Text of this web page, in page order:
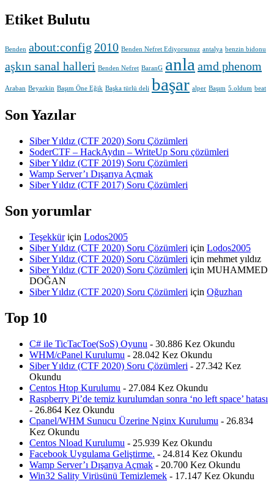
Etiket Bulutu
Benden about:config 2010 Benden Nefret Ediyorsunuz antalya benzin bidonu
aşkın sanal halleri Benden Nefret BaranG anla amd phenom
Araban Beyazkin Başım Öne Eğik Başka türlü deli başar alper Başım 5.oldum beat
Son Yazılar
Siber Yıldız (CTF 2020) Soru Çözümleri
SoderCTF – HackAydın – WriteUp Soru çözümleri
Siber Yıldız (CTF 2019) Soru Çözümleri
Wamp Server’ı Dışarıya Açmak
Siber Yıldız (CTF 2017) Soru Çözümleri
Son yorumlar
Teşekküriçin Lodos2005
Siber Yıldız (CTF 2020) Soru Çözümleri için Lodos2005
Siber Yıldız (CTF 2020) Soru Çözümleri için mehmet yıldız
Siber Yıldız (CTF 2020) Soru Çözümleri için MUHAMMED
DOĞAN
Siber Yıldız (CTF 2020) Soru Çözümleri için Oğuzhan
Top 10
C# ile TicTacToe(SoS) Oyunu - 30.886 Kez Okundu
WHM/cPanel Kurulumu - 28.042 Kez Okundu
Siber Yıldız (CTF 2020) Soru Çözümleri - 27.342 Kez
Okundu
Centos Htop Kurulumu - 27.084 Kez Okundu
Raspberry Pi’de temiz kurulumdan sonra ‘no left space’ hatası
- 26.864 Kez Okundu
Cpanel/WHM Sunucu Üzerine Nginx Kurulumu - 26.834
Kez Okundu
Centos Nload Kurulumu - 25.939 Kez Okundu
Facebook Uygulama Geliştirme. - 24.814 Kez Okundu
Wamp Server’ı Dışarıya Açmak - 20.700 Kez Okundu
Win32 Sality Virüsünü Temizlemek - 17.147 Kez Okundu